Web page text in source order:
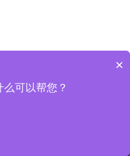
×
可以帮您？